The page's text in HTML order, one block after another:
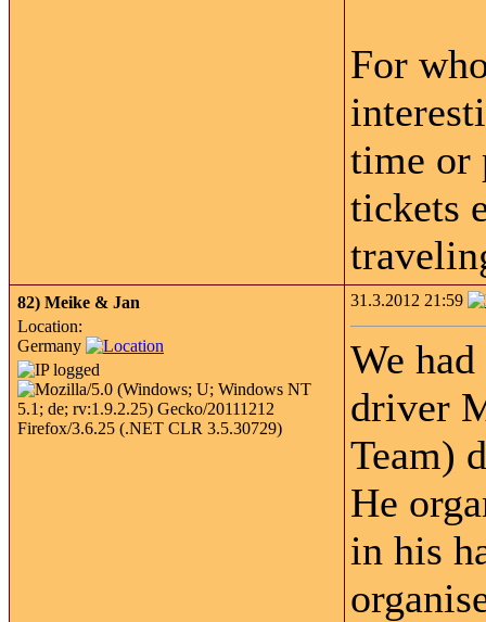
For
time or
tickets
82) Meike & Jan
Location:
Germany
31.3.2012 21:59
We
driver
Team)
He
in his